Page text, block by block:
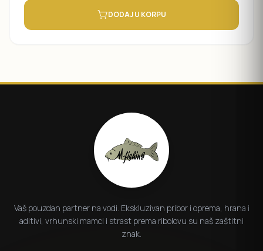
DODAJ U KORPU
Vaš pouzdan partner na vodi. Ekskluzivan pribor i oprema, hrana i
aditivi, vrhunski mamci i strast prema ribolovu su naš zaštitni
znak.